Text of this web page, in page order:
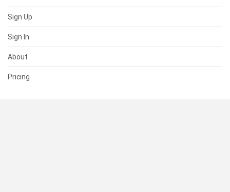
Sign Up
Sign In
About
Pricing